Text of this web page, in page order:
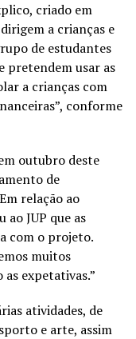
, criado em
a crianças e
de estudantes
pretendem usar as
a crianças com
conforme
outubro deste
de
relação ao
JUP que as
com o projeto.
muitos
expetativas.”
atividades, de
e arte, assim